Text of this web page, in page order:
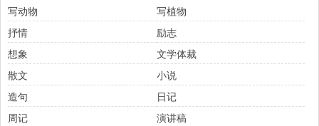
写动物
写植物
抒情
励志
想象
文学体裁
散文
小说
造句
日记
周记
演讲稿